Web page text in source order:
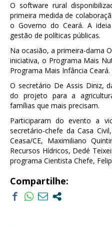
O software rural
primeira medida de
o Governo do Ceará. A
gestão de políticas públicas.
Na ocasião, a primeira-dama
iniciativa, o Programa Mais
Programa Mais Infância Ceará.
O secretário De Assis Diniz,
do projeto para a
famílias que mais precisam.
Participaram do evento a
secretário-chefe da Casa
Ceasa/CE, Maximiliano
Recursos Hídricos, Dedé
programa Cientista Chefe,
Compartilhe: